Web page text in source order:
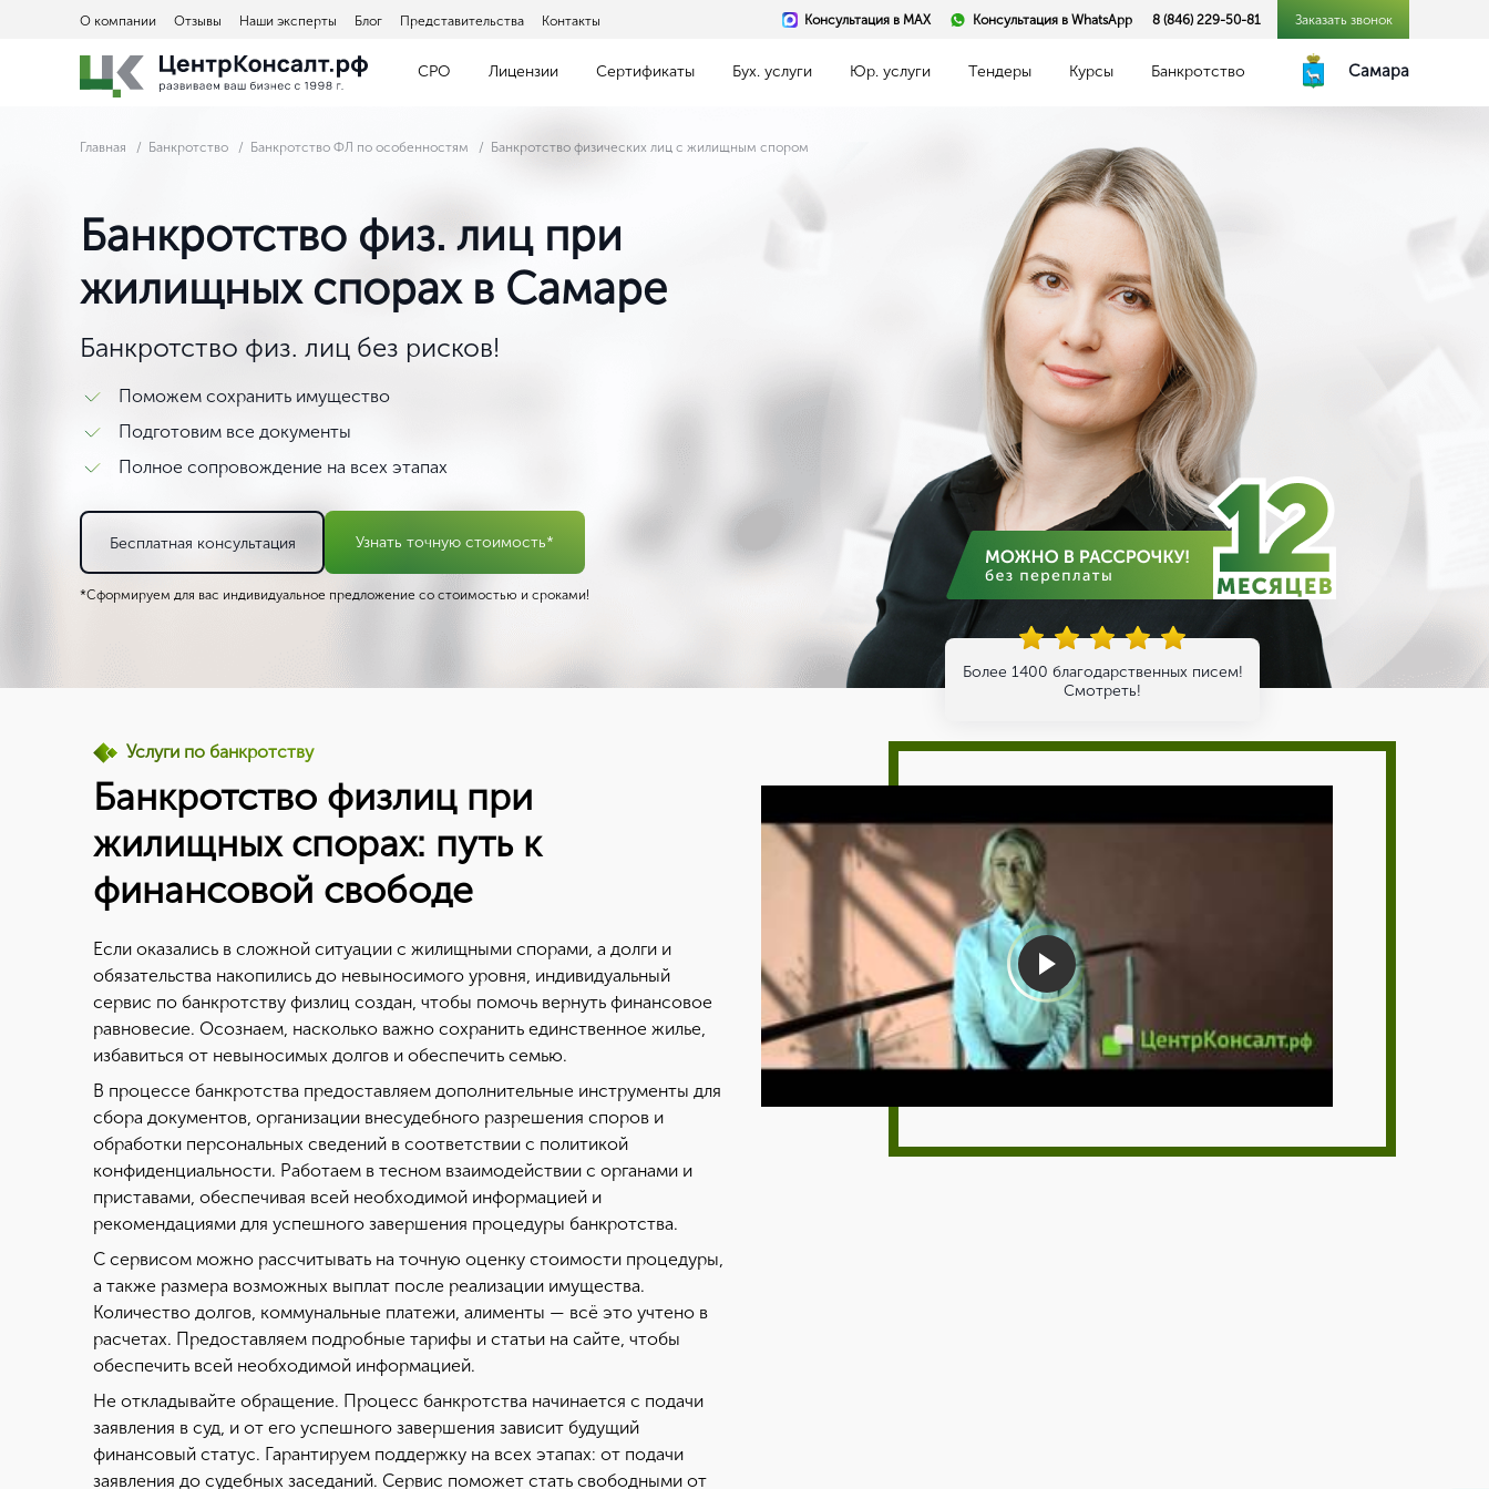
О компании Отзывы Наши эксперты Блог Представительства Контакты Консультация в MAX Консультация в WhatsApp 8 (846) 229-50-81 Заказать звонок
СРО Лицензии Сертификаты Бух. услуги Юр. услуги Тендеры Курсы Банкротство Самара
Главная Банкротство Банкротство ФЛ по особенностям Банкротство физических лиц с жилищным спором
Банкротство физ. лиц при
жилищных спорах в Самаре
Банкротство физ. лиц без рисков!
Поможем сохранить имущество
Подготовим все документы
Полное сопровождение на всех этапах
Бесплатная консультация Узнать точную стоимость*
*Сформируем для вас индивидуальное предложение со стоимостью и сроками!
Более 1400 благодарственных писем!
Смотреть!
Услуги по банкротству
Банкротство физлиц при
жилищных спорах: путь к
финансовой свободе
Если оказались в сложной ситуации с жилищными спорами, а долги и
обязательства накопились до невыносимого уровня, индивидуальный
сервис по банкротству физлиц создан, чтобы помочь вернуть финансовое
равновесие. Осознаем, насколько важно сохранить единственное жилье,
избавиться от невыносимых долгов и обеспечить семью.
В процессе банкротства предоставляем дополнительные инструменты для
сбора документов, организации внесудебного разрешения споров и
обработки персональных сведений в соответствии с политикой
конфиденциальности. Работаем в тесном взаимодействии с органами и
приставами, обеспечивая всей необходимой информацией и
рекомендациями для успешного завершения процедуры банкротства.
С сервисом можно рассчитывать на точную оценку стоимости процедуры,
а также размера возможных выплат после реализации имущества.
Количество долгов, коммунальные платежи, алименты — всё это учтено в
расчетах. Предоставляем подробные тарифы и статьи на сайте, чтобы
обеспечить всей необходимой информацией.
Не откладывайте обращение. Процесс банкротства начинается с подачи
заявления в суд, и от его успешного завершения зависит будущий
финансовый статус. Гарантируем поддержку на всех этапах: от подачи
заявления до судебных заседаний. Сервис поможет стать свободными от